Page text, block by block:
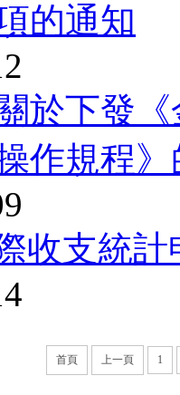
的通知
於下發
作規程
收支統計
首頁 上一頁 1